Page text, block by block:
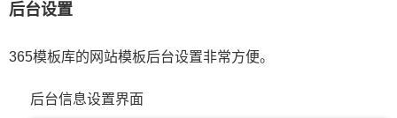
后台设置
365模板库的网站模板后台设置非常方便。
后台信息设置界面